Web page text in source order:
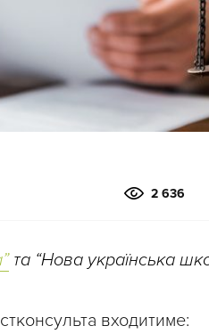
2 636
та “Нова українська
входитиме: